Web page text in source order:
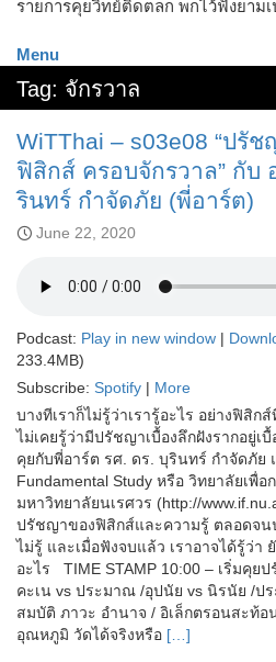
รายการคุยวิทย์ติดตลก พกไว้ฟังยาม
Menu
Tag: จักรวาล
WiTThai – s03e08 “ปรัช
ฟิสิกส์ ครอบจักรวาล” กับ
รินทร์ กำจัดภัย (พี่อาร์ต)
June 22, 2020
Podcast: Play in new window |
233.4MB)
Subscribe: Spotify | More
บางทีเราก็ไม่รู้ว่าเรารู้อะไร อย่างฟิสิก
ไม่เคยรู้ว่ามีปรัชญาเบื้องลึกฝังรากอยู่เ
คุยกับพี่อาร์ต รศ. ดร. บุรินทร์ กำจัดภัย
Fundamental Study หรือ วิทยาลัยเพื่
มหาวิทยาลัยนเรศวร (http://
ปรัชญาของฟิสิกส์และความรู้ ตลอดจน
ไม่รู้ และเมื่อฟังจบแล้ว เราอาจได้รู้ว่า
อะไร TIME STAMP 10:00 – เริ่มคุย
คะเน vs ประมาณ /อุปนัย vs นิรนัย /ป
สมบัติ ภาวะ อำนาจ / อิเล็กตรอนสะท้
อุณหภูมิ วัดได้จริงหรือ […]